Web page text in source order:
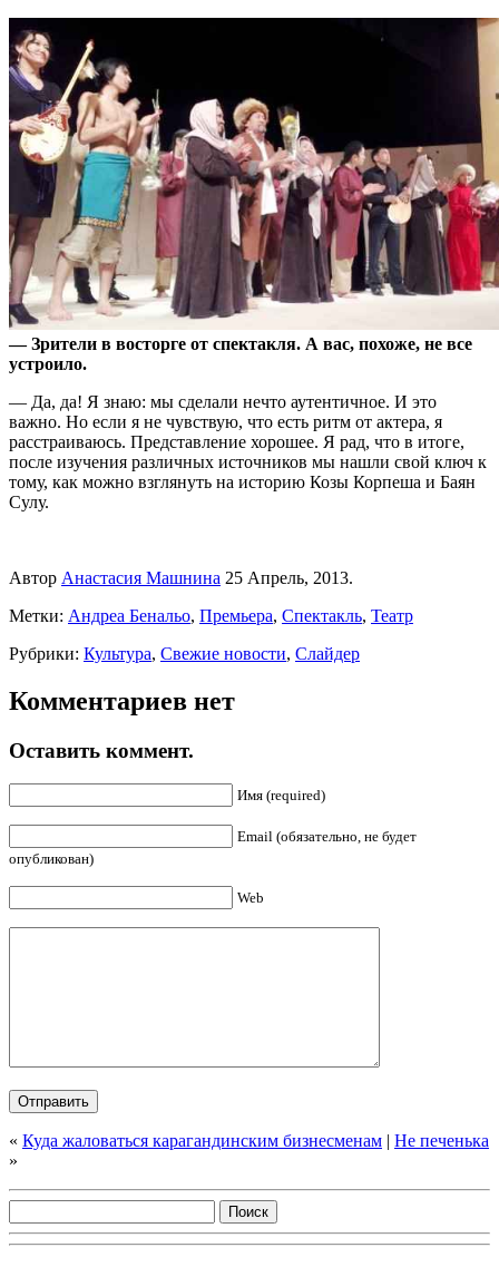
— Зрители в восторге от спектакля. А вас, похоже, не все
устроило.
— Да, да! Я знаю: мы сделали нечто аутентичное. И это
важно. Но если я не чувствую, что есть ритм от актера, я
расстраиваюсь. Представление хорошее. Я рад, что в итоге,
после изучения различных источников мы нашли свой ключ к
тому, как можно взглянуть на историю Козы Корпеша и Баян
Сулу.
Автор Анастасия Машнина 25 Апрель, 2013.
Метки: Андреа Бенальо, Премьера, Спектакль, Театр
Рубрики: Культура, Свежие новости, Слайдер
Комментариев нет
Оставить коммент.
Имя (required)
Email (обязательно, не будет
опубликован)
Web
« Куда жаловаться карагандинским бизнесменам | Не печенька
»